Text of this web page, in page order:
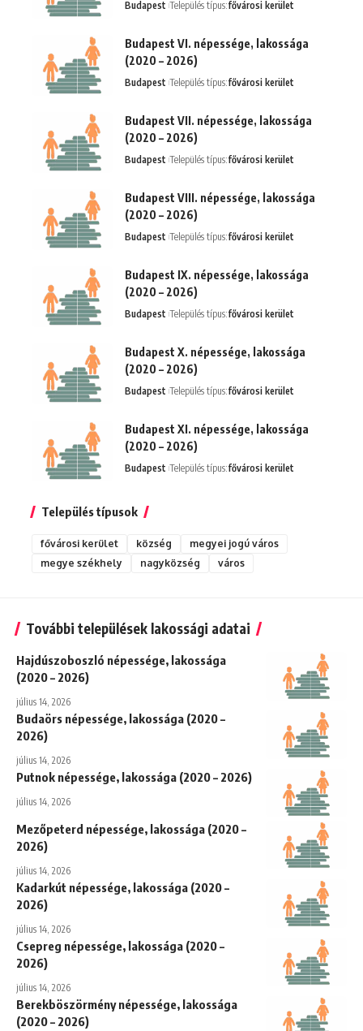
Budapest Település típus:fővárosi kerület
Budapest VI. népessége, lakossága
(2020 – 2026)
Budapest Település típus:fővárosi kerület
Budapest VII. népessége, lakossága
(2020 – 2026)
Budapest Település típus:fővárosi kerület
Budapest VIII. népessége, lakossága
(2020 – 2026)
Budapest Település típus:fővárosi kerület
Budapest IX. népessége, lakossága
(2020 – 2026)
Budapest Település típus:fővárosi kerület
Budapest X. népessége, lakossága
(2020 – 2026)
Budapest Település típus:fővárosi kerület
Budapest XI. népessége, lakossága
(2020 – 2026)
Budapest Település típus:fővárosi kerület
Település típusok
fővárosi kerület község
megyei jogú város
megye székhely
nagyközség város
További települések lakossági adatai
Hajdúszoboszló népessége, lakossága
(2020 – 2026)
július 14, 2026
Budaörs népessége, lakossága (2020 –
2026)
július 14, 2026
Putnok népessége, lakossága (2020 – 2026)
július 14, 2026
Mezőpeterd népessége, lakossága (2020 –
2026)
július 14, 2026
Kadarkút népessége, lakossága (2020 –
2026)
július 14, 2026
Csepreg népessége, lakossága (2020 –
2026)
július 14, 2026
Berekböszörmény népessége, lakossága
(2020 – 2026)